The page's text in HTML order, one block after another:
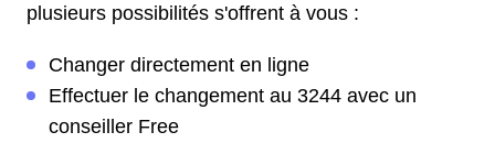
plusieurs possibilités s'offrent à vous :
Changer directement en ligne
Effectuer le changement au 3244 avec un
conseiller Free